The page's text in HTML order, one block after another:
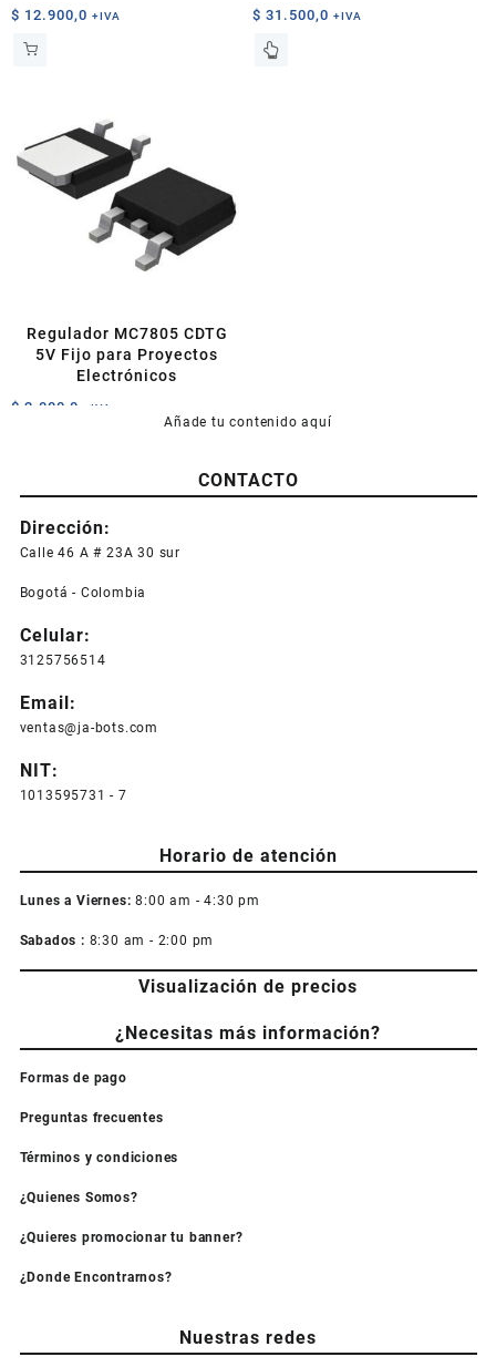
$ 12.900,0 +IVA $ 31.500,0 +IVA
Regulador MC7805 CDTG
5V Fijo para Proyectos
Electrónicos
$ 2.000,0 +IVA
Añade tu contenido aquí
CONTACTO
Dirección:
Calle 46 A # 23A 30 sur
Bogotá - Colombia
Celular:
3125756514
Email:
ventas@ja-bots.com
NIT:
1013595731 - 7
Horario de atención
Lunes a Viernes: 8:00 am - 4:30 pm
Sabados : 8:30 am - 2:00 pm
Visualización de precios
¿Necesitas más información?
Formas de pago
Preguntas frecuentes
Términos y condiciones
¿Quienes Somos?
¿Quieres promocionar tu banner?
¿Donde Encontrarnos?
Nuestras redes